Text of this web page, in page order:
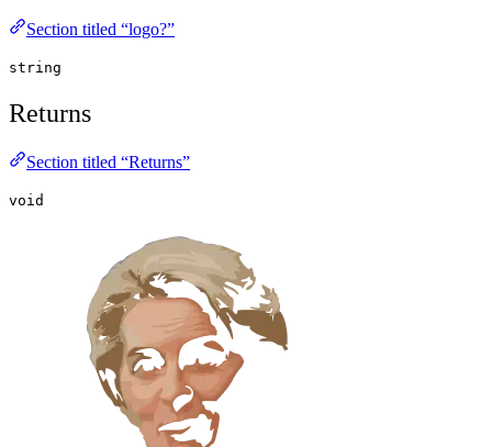
Section titled “logo?”
string
Returns
Section titled “Returns”
void